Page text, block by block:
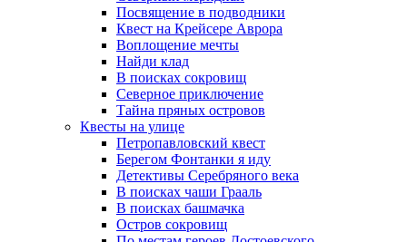
Посвящение в подводники
Квест на Крейсере Аврора
Воплощение мечты
Найди клад
В поисках сокровищ
Северное приключение
Тайна пряных островов
Квесты на улице
Петропавловский квест
Берегом Фонтанки я иду
Детективы Серебряного века
В поисках чаши Грааль
В поисках башмачка
Остров сокровищ